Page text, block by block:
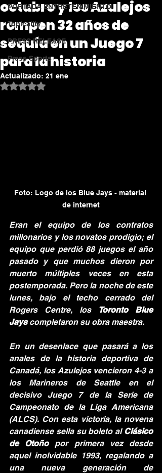
PORTADA ENTRETENIMIENTO
Topicality
PRESS RELEASE
Press Sports
octubre y los Azulejos
rompen 32 años de
sequía en un Juego 7
para la historia
Actualizado: 21 ene
Obtuvo NaN de 5 estrellas.
Foto: Logo de los Blue Jays - material
de internet
Eran el equipo de los contratos
millonarios y los novatos prodigio; el
equipo que perdió 88 juegos el año
pasado y que muchos dieron por
muerto múltiples veces en esta
postemporada. Pero la noche de este
lunes, bajo el techo cerrado del
Rogers Centre, los
Toronto Blue
Jays completaron su obra maestra.
En un desenlace que pasará a los
anales de la historia deportiva de
Canadá, los Azulejos vencieron 4-3 a
los Marineros de Seattle en el
decisivo Juego 7 de la Serie de
Campeonato de la Liga Americana
(ALCS). Con esta victoria, la novena
canadiense sella su boleto al Clásico
de Otoño por primera vez desde
aquel inolvidable 1993, regalando a
una nueva generación de